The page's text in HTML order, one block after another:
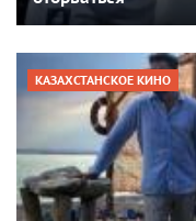
КАЗАХСТАНСКОЕ КИНО